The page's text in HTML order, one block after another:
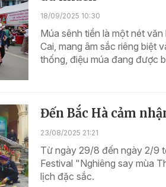
18/09/2025 10:30
Múa sênh tiền là một nét
Cai, mang âm sắc riêng biệt
thống, điệu múa đang được
Đến Bắc Hà cảm
23/08/2025 21:21
Từ ngày 29/8 đến ngày 2/9
Festival "Nghiêng say mùa
lịch đặc sắc.